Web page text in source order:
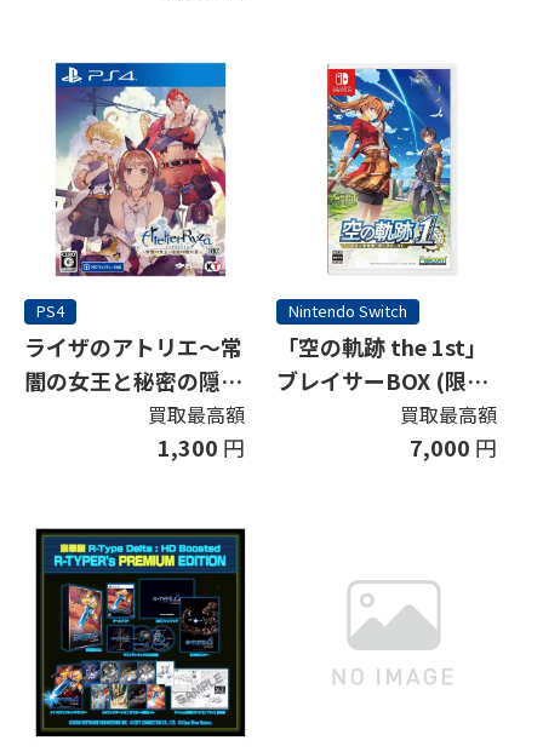
PS4
ライザのアトリエ～常
闇の女王と秘密の隠れ
買取最高額
1,300 円
Nintendo Switch
「空の軌跡 the 1st」
ブレイサーBOX (限定
買取最高額
7,000 円